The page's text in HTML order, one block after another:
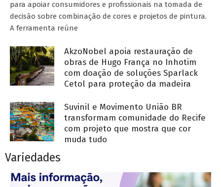
para apoiar consumidores e profissionais na tomada de
decisão sobre combinação de cores e projetos de pintura.
A ferramenta reúne
AkzoNobel apoia restauração de
obras de Hugo França no Inhotim
com doação de soluções Sparlack
Cetol para proteção da madeira
Suvinil e Movimento União BR
transformam comunidade do Recife
com projeto que mostra que cor
muda tudo
Variedades